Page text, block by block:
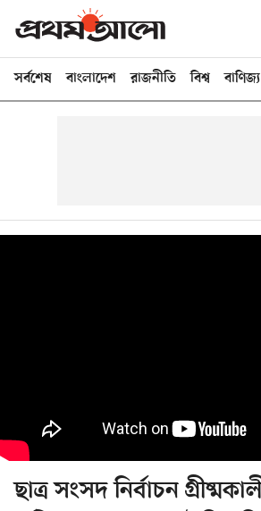
সর্বশেষ বাংলাদেশ রাজনীতি বিশ্ব বাণিজ্য
ছাত্র সংসদ নির্বাচন